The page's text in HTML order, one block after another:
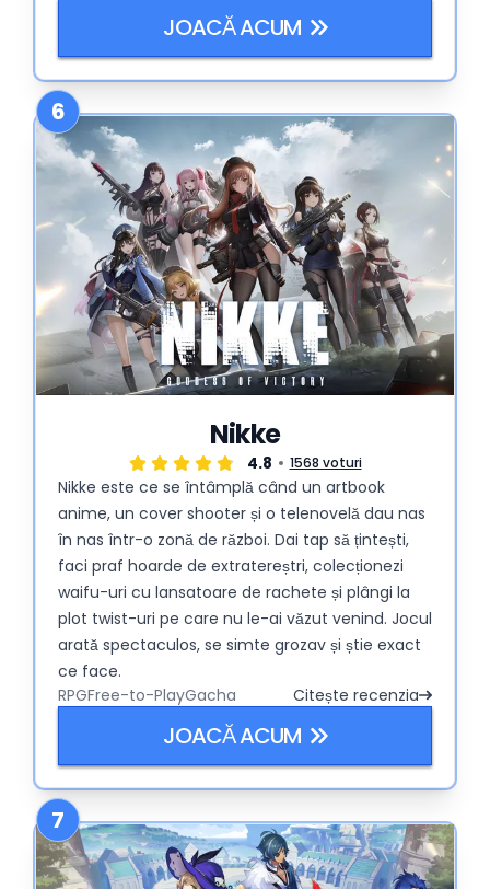
JOACĂ ACUM
6
Nikke
4.8 1568 voturi
Nikke este ce se întâmplă când un artbook
anime, un cover shooter și o telenovelă dau nas
în nas într-o zonă de război. Dai tap să țintești,
faci praf hoarde de extratereștri, colecționezi
waifu-uri cu lansatoare de rachete și plângi la
plot twist-uri pe care nu le-ai văzut venind. Jocul
arată spectaculos, se simte grozav și știe exact
ce face.
RPGFree-to-PlayGacha Citește recenzia
JOACĂ ACUM
7